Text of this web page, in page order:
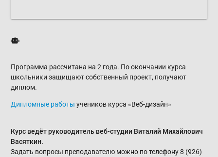
Программа рассчитана на 2 года. По окончании курса
школьники защищают собственный проект, получают
диплом.
Дипломные работыучеников курса «Веб-дизайн»
Курс ведёт руководитель веб-студии Виталий Михайлович
Васяткин.
Задать вопросы преподавателю можно по телефону 8 (926)